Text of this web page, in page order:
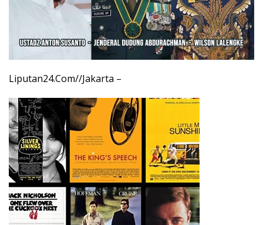
Liputan24.Com//Jakarta –